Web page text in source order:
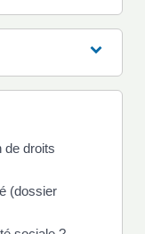
de droits
(dossier